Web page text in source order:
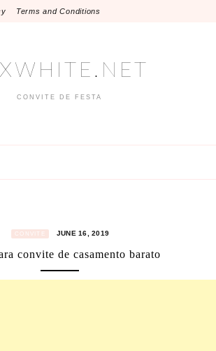
Terms and Conditions
CONVITE DE FESTA
CONVITE JUNE 16, 2019
convite de casamento barato